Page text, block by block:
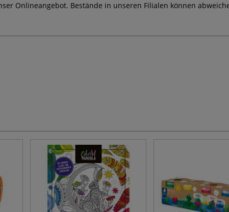
Onlineangebot. Bestände in unseren Filialen können